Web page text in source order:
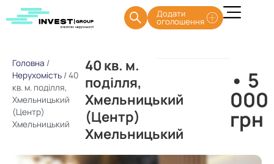
Додати
оголошення
Головна /
Нерухомість /40
кв. м. поділля,
Хмельницький
(Центр)
Хмельницький
40 кв. м.
поділля,
Хмельницький
(Центр)
Хмельницький
• 5
000
грн